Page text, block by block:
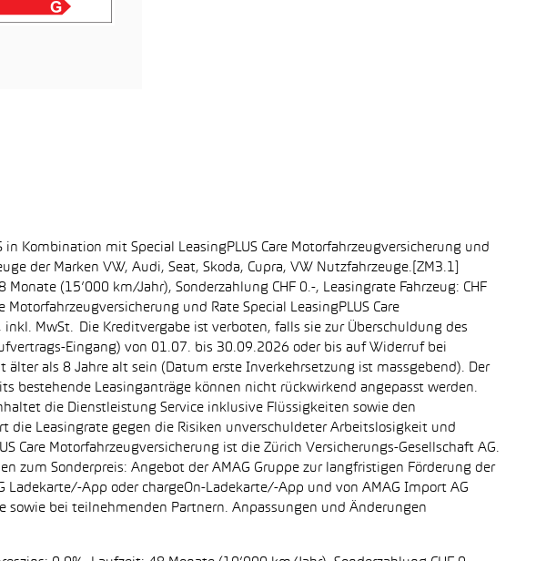
Kombination mit Special LeasingPLUS Care Motorfahrzeugversicherung und
der Marken VW, Audi, Seat, Skoda, Cupra, VW Nutzfahrzeuge.[ZM3.1]
(15’000 km/Jahr), Sonderzahlung CHF 0.-, Leasingrate Fahrzeug: CHF
und Rate Special LeasingPLUS Care
MwSt. Die Kreditvergabe ist verboten, falls sie zur Überschuldung des
Eingang) von 01.07. bis 30.09.2026 oder bis auf Widerruf bei
älter als 8 Jahre alt sein (Datum erste Inverkehrsetzung ist massgebend). Der
bestehende Leasinganträge können nicht rückwirkend angepasst werden.
die Dienstleistung Service inklusive Flüssigkeiten sowie den
die Leasingrate gegen die Risiken unverschuldeter Arbeitslosigkeit und
Care Motorfahrzeugversicherung ist die Zürich Versicherungs-Gesellschaft AG.
zum Sonderpreis: Angebot der AMAG Gruppe zur langfristigen Förderung der
App oder chargeOn-Ladekarte/-App und von AMAG Import AG
sowie bei teilnehmenden Partnern. Anpassungen und Änderungen